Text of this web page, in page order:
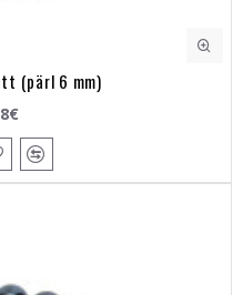
(pärl 6 mm)